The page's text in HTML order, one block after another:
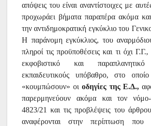
απόψεις του είναι αναντίστοιχες με
προχωράει βήματα παραπέρα ακόμα
την αντιδημοκρατική εγκύκλιο του
Η παράνομη εγκύκλιος, του
πληροί τις προϋποθέσεις και τι όχι Γ.Γ.,
εκφοβιστικό και
εκπαιδευτικούς υπόβαθρο, στο
«κουμπώσουν» οι οδηγίες της Ε.Δ.,
παρερμηνεύουν ακόμα και τον νόμο-
4823/21 και τις προβλέψεις του
αναφέρονται στην περίπτωση που